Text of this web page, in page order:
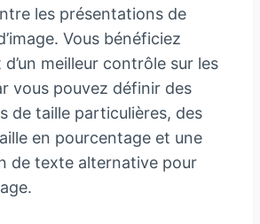
les présentations de
Vous bénéficiez
meilleur contrôle sur les
vous pouvez définir des
de taille particulières, des
en pourcentage et une
de texte alternative pour